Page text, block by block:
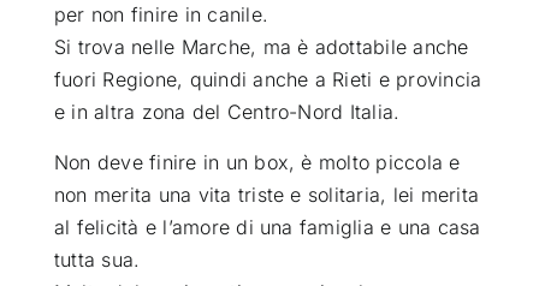
per non finire in canile.
Si trova nelle Marche, ma è adottabile anche
fuori Regione, quindi anche a Rieti e provincia
e in altra zona del Centro-Nord Italia.
Non deve finire in un box, è molto piccola e
non merita una vita triste e solitaria, lei merita
al felicità e l’amore di una famiglia e una casa
tutta sua.